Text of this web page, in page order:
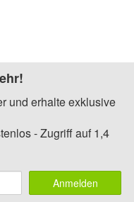
und erhalte exklusive
- Zugriff auf 1,4
Anmelden